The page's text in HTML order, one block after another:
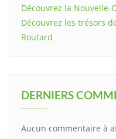
Découvrez la Nouvelle-
Découvrez les trésors
Routard
DERNIERS
Aucun commentaire à